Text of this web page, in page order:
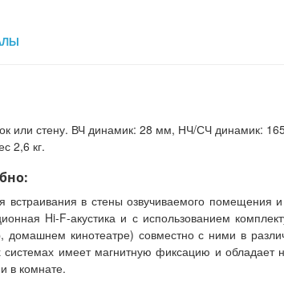
или стену. ВЧ динамик: 28 мм, НЧ/СЧ динамик:
2,6 кг.
встраивания в стены озвучиваемого
Hi-F-акустика и с использованием
кинотеатре) совместно с ними в
имеет магнитную фиксацию и обладает
в комнате.